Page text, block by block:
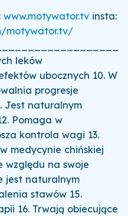
www.motywator.tvinsta:
motywator.tv/
leków
ubocznych 10. W
progresje
Jest naturalnym
Pomaga w
kontrola wagi 13.
medycynie chińskiej
względu na swoje
jest naturalnym
stawów 15.
16. Trwają obiecujące